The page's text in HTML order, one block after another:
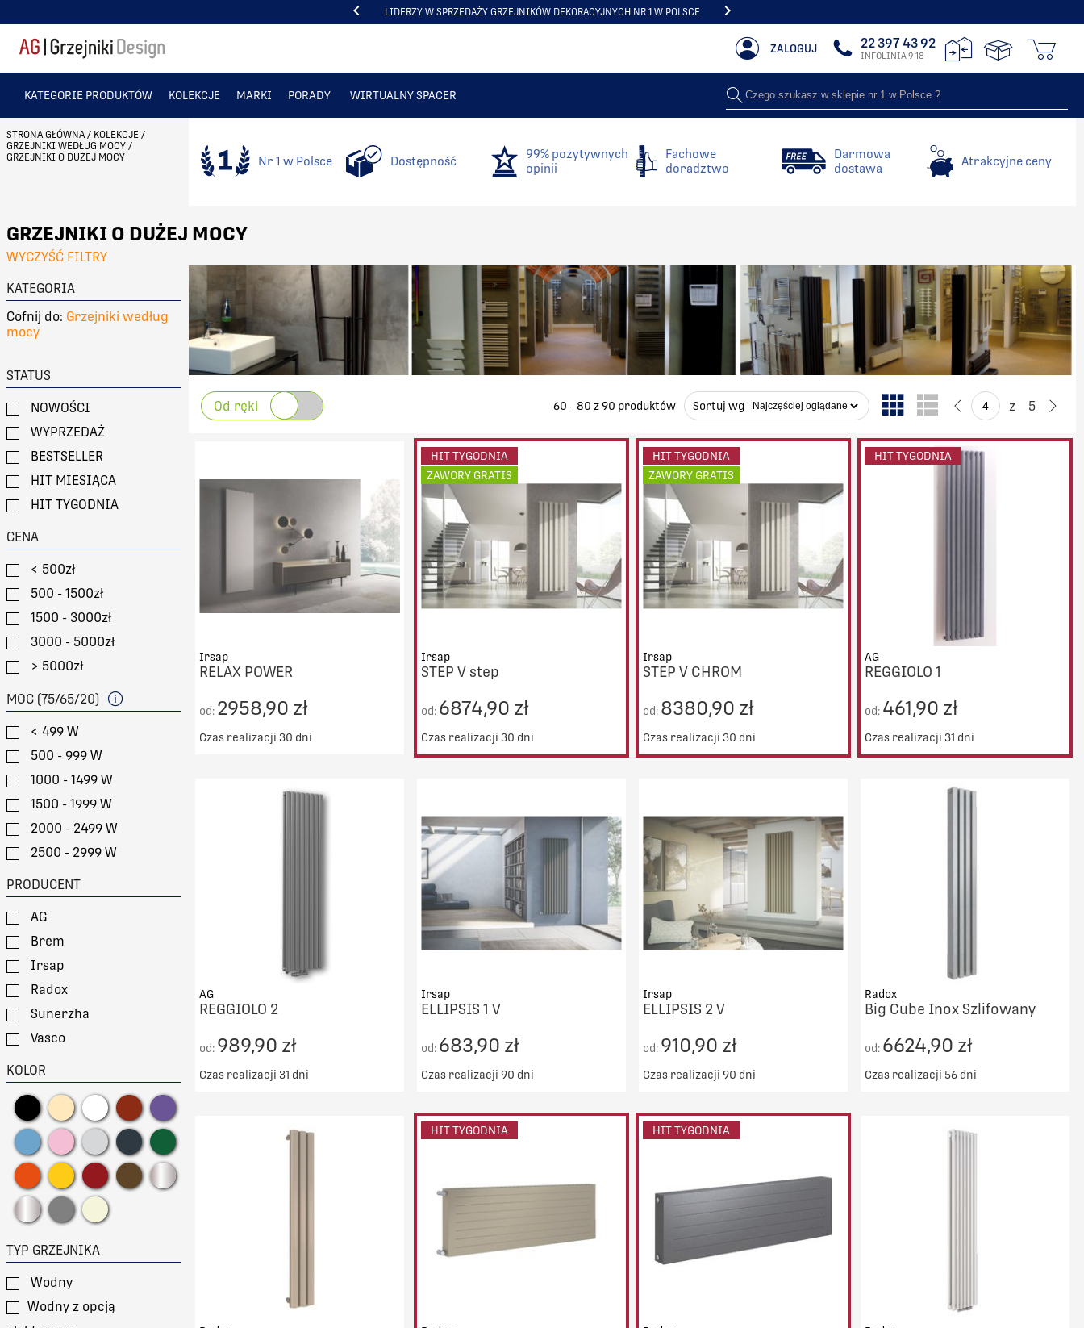
LIDERZY W SPRZEDAŻY GRZEJNIKÓW DEKORACYJNYCH NR 1 W POLSCE
ITEM
ZALOGUJ 22 397 43 92
INFOLINIA 9-18
KATEGORIE PRODUKTÓW KOLEKCJE MARKI PORADY WIRTUALNY SPACER Czego szukasz w sklepie nr 1 w Polsce ?
STRONA GŁÓWNA / KOLEKCJE /
GRZEJNIKI WEDŁUG MOCY /
GRZEJNIKI O DUŻEJ MOCY
Nr 1 w Polsce Dostępność
99% pozytywnych
opinii
Fachowe
doradztwo
Darmowa
dostawa
Atrakcyjne ceny
GRZEJNIKI O DUŻEJ MOCY
WYCZYŚĆ FILTRY
KATEGORIA
Cofnij do: Grzejniki według
mocy
STATUS
NOWOŚCI
WYPRZEDAŻ
BESTSELLER
HIT MIESIĄCA
HIT TYGODNIA
CENA
< 500zł
500 - 1500zł
1500 - 3000zł
3000 - 5000zł
> 5000zł
MOC (75/65/20)
< 499 W
500 - 999 W
1000 - 1499 W
1500 - 1999 W
2000 - 2499 W
2500 - 2999 W
> 3000 W
PRODUCENT
AG
Brem
Irsap
Radox
Sunerzha
Vasco
Zehnder
KOLOR
TYP GRZEJNIKA
Wodny
Wodny z opcją
Od ręki 60 - 80 z90 produktów Sortuj wg z 5
Irsap
RELAX POWER
od: 2958,90 zł
Czas realizacji 30 dni
DO KOSZYKA
HIT TYGODNIA
ZAWORY GRATIS
Irsap
STEP V step
od: 6874,90 zł
Czas realizacji 30 dni
HIT TYGODNIA
ZAWORY GRATIS
Irsap
STEP V CHROM
od: 8380,90 zł
Czas realizacji 30 dni
HIT TYGODNIA
AG
REGGIOLO 1
od: 461,90 zł
Czas realizacji 31 dni
AG
REGGIOLO 2
od: 989,90 zł
Czas realizacji 31 dni
DO KOSZYKA
Irsap
ELLIPSIS 1 V
od: 683,90 zł
Czas realizacji 90 dni
DO KOSZYKA
Irsap
ELLIPSIS 2 V
od: 910,90 zł
Czas realizacji 90 dni
DO KOSZYKA
Radox
Big Cube Inox Szlifowany
od: 6624,90 zł
Czas realizacji 56 dni
DO KOSZYKA
HIT TYGODNIA HIT TYGODNIA